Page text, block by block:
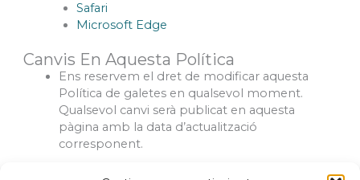
Safari
Microsoft Edge
Canvis En Aquesta Política
Ens reservem el dret de modificar aquesta
Política de galetes en qualsevol moment.
Qualsevol canvi serà publicat en aquesta
pàgina amb la data d’actualització
corresponent.